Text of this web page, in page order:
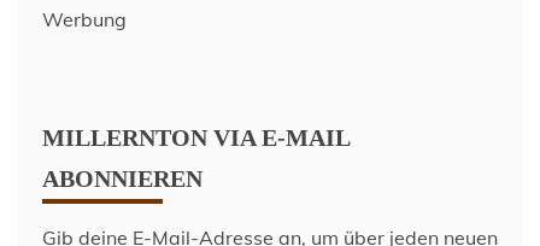
Werbung
MILLERNTON VIA E-MAIL
ABONNIEREN
Gib deine E-Mail-Adresse an, um über jeden neuen